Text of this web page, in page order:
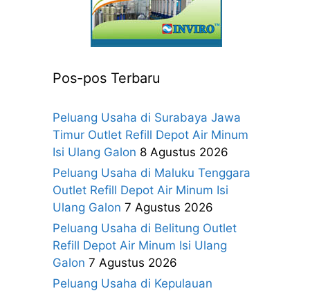
Pos-pos Terbaru
Peluang Usaha di Surabaya Jawa
Timur Outlet Refill Depot Air Minum
Isi Ulang Galon 8 Agustus 2026
Peluang Usaha di Maluku Tenggara
Outlet Refill Depot Air Minum Isi
Ulang Galon 7 Agustus 2026
Peluang Usaha di Belitung Outlet
Refill Depot Air Minum Isi Ulang
Galon 7 Agustus 2026
Peluang Usaha di Kepulauan